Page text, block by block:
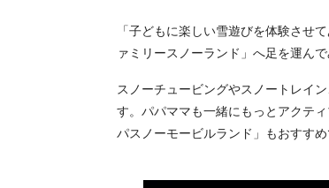
「子どもに楽しい雪遊びを体験させ
ァミリースノーランド」へ足を運んで
スノーチュービングやスノートレイ
す。パパママも一緒にもっとアクテ
パスノーモービルランド」もおすすめ